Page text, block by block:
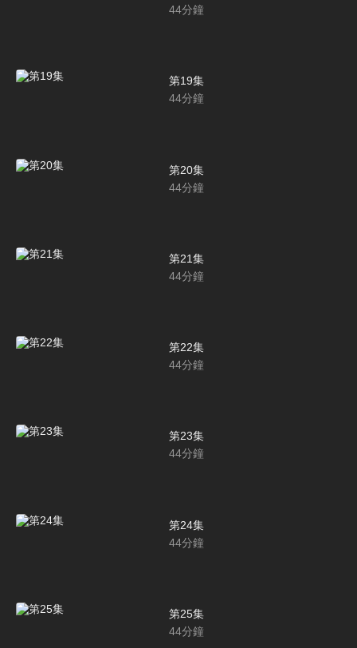
44分鐘
第19集
44分鐘
第20集
44分鐘
第21集
44分鐘
第22集
44分鐘
第23集
44分鐘
第24集
44分鐘
第25集
44分鐘